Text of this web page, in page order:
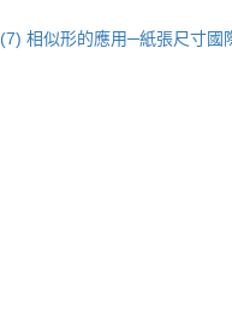
(7) 相似形的應用─紙張尺寸國